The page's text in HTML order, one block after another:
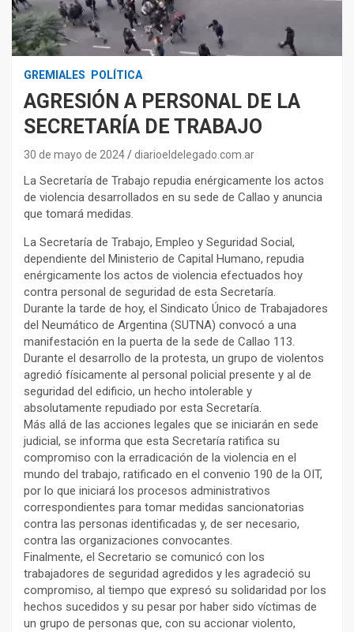
GREMIALES POLÍTICA
AGRESIÓN A PERSONAL DE LA
SECRETARÍA DE TRABAJO
30 de mayo de 2024 diarioeldelegado.com.ar
La Secretaría de Trabajo repudia enérgicamente los actos
de violencia desarrollados en su sede de Callao y anuncia
que tomará medidas.
La Secretaría de Trabajo, Empleo y Seguridad Social,
dependiente del Ministerio de Capital Humano, repudia
enérgicamente los actos de violencia efectuados hoy
contra personal de seguridad de esta Secretaría.
Durante la tarde de hoy, el Sindicato Único de Trabajadores
del Neumático de Argentina (SUTNA) convocó a una
manifestación en la puerta de la sede de Callao 113.
Durante el desarrollo de la protesta, un grupo de violentos
agredió físicamente al personal policial presente y al de
seguridad del edificio, un hecho intolerable y
absolutamente repudiado por esta Secretaría.
Más allá de las acciones legales que se iniciarán en sede
judicial, se informa que esta Secretaría ratifica su
compromiso con la erradicación de la violencia en el
mundo del trabajo, ratificado en el convenio 190 de la OIT,
por lo que iniciará los procesos administrativos
correspondientes para tomar medidas sancionatorias
contra las personas identificadas y, de ser necesario,
contra las organizaciones convocantes.
Finalmente, el Secretario se comunicó con los
trabajadores de seguridad agredidos y les agradeció su
compromiso, al tiempo que expresó su solidaridad por los
hechos sucedidos y su pesar por haber sido víctimas de
un grupo de personas que, con su accionar violento,